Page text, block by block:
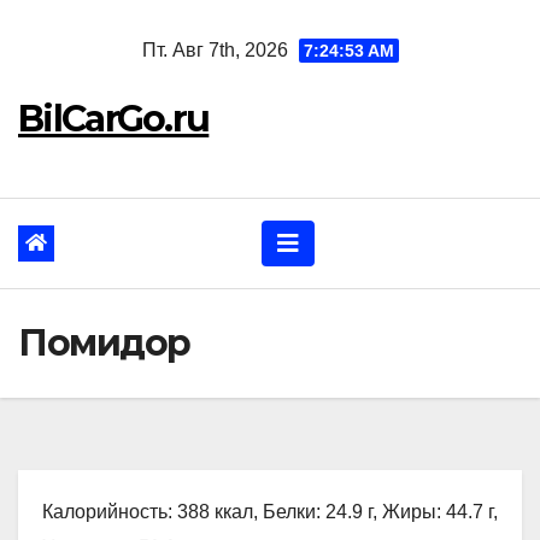
Пт. Авг 7th, 2026 7:24:54 AM
BilCarGo.ru
Помидор
Калорийность: 388 ккал, Белки: 24.9 г, Жиры: 44.7 г,